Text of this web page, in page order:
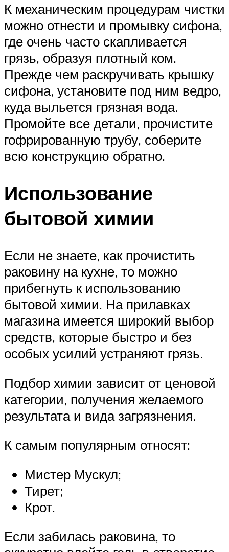
К механическим процедурам чистки
можно отнести и промывку сифона,
где очень часто скапливается
грязь, образуя плотный ком.
Прежде чем раскручивать крышку
сифона, установите под ним ведро,
куда выльется грязная вода.
Промойте все детали, прочистите
гофрированную трубу, соберите
всю конструкцию обратно.
Использование
бытовой химии
Если не знаете, как прочистить
раковину на кухне, то можно
прибегнуть к использованию
бытовой химии. На прилавках
магазина имеется широкий выбор
средств, которые быстро и без
особых усилий устраняют грязь.
Подбор химии зависит от ценовой
категории, получения желаемого
результата и вида загрязнения.
К самым популярным относят:
Мистер Мускул;
Тирет;
Крот.
Если забилась раковина, то